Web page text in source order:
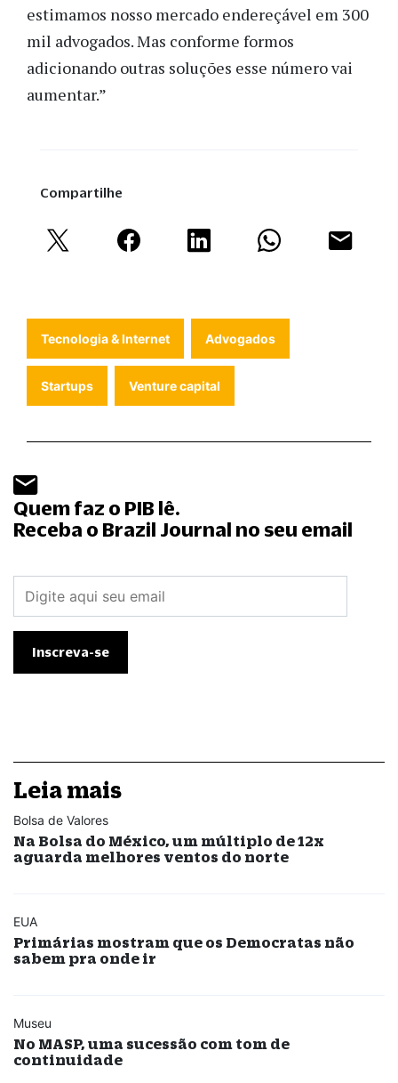
estimamos nosso mercado endereçável em 300
mil advogados. Mas conforme formos
adicionando outras soluções esse número vai
aumentar.”
Compartilhe
Tecnologia & Internet Advogados
Startups Venture capital
Quem faz o PIB lê.
Receba o Brazil Journal no seu email
Leia mais
Bolsa de Valores
Na Bolsa do México, um múltiplo de 12x
aguarda melhores ventos do norte
EUA
Primárias mostram que os Democratas não
sabem pra onde ir
Museu
No MASP, uma sucessão com tom de
continuidade